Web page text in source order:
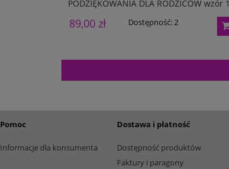
PODZIĘKOWANIA DLA RODZICÓW wzór 1
89,00 zł Dostępność:2
Pomoc
Informacje dla konsumenta
Dostawa i płatność
Dostępność produktów
Faktury i paragony